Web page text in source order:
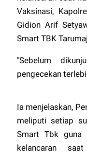
Vaksinasi,
Gidion Arif
Smart TBK
"Sebelum
pengecekan
Ia menjelaskan,
meliputi setiap
Smart Tbk guna
kelancaran